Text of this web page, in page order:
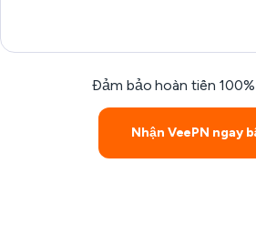
Đảm bảo hoàn tiền 100%
Nhận VeePN ngay